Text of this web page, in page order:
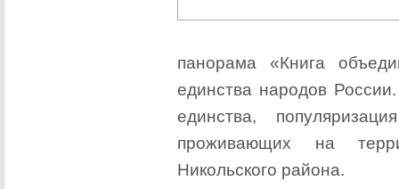
панорама «Книга
единства народов
единства,
проживающих на
Никольского района.